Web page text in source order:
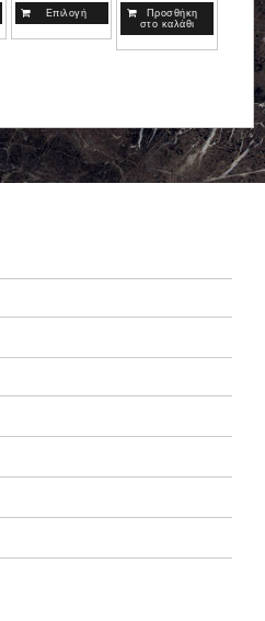
Επιλογή
Προσθήκη
στο καλάθι